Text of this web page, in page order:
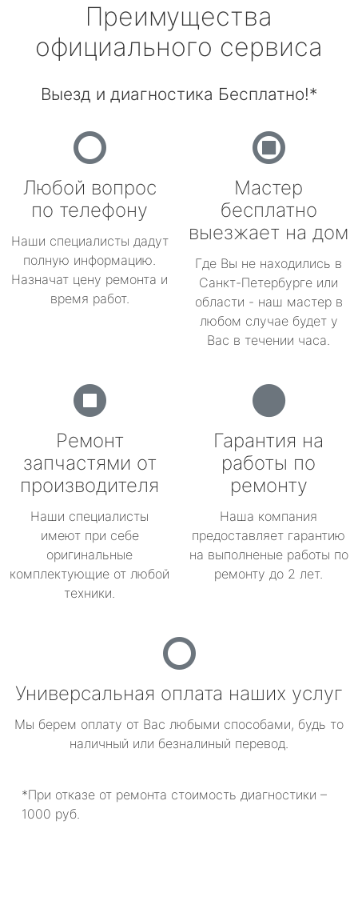
Преимущества
официального сервиса
Выезд и диагностика Бесплатно!*
Любой вопрос
по телефону
Наши специалисты дадут
полную информацию.
Назначат цену ремонта и
время работ.
Мастер
бесплатно
выезжает на дом
Где Вы не находились в
Санкт-Петербурге или
области - наш мастер в
любом случае будет у
Вас в течении часа.
Ремонт
запчастями от
производителя
Наши специалисты
имеют при себе
оригинальные
комплектующие от любой
техники.
Гарантия на
работы по
ремонту
Наша компания
предоставляет гарантию
на выполненые работы по
ремонту до 2 лет.
Универсальная оплата наших услуг
Мы берем оплату от Вас любыми способами, будь то
наличный или безналиный перевод.
*При отказе от ремонта стоимость диагностики –
1000 руб.